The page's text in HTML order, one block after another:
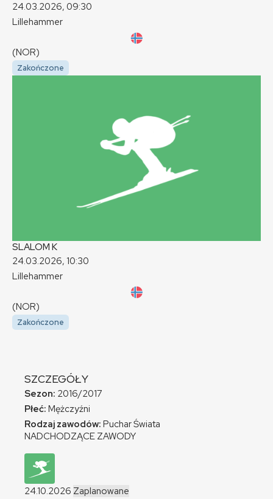
24.03.2026, 09:30
Lillehammer
(NOR)
Zakończone
SLALOM K
24.03.2026, 10:30
Lillehammer
(NOR)
Zakończone
SZCZEGÓŁY
Sezon: 2016/2017
Płeć: Mężczyźni
Rodzaj zawodów: Puchar Świata
NADCHODZĄCE ZAWODY
24.10.2026 Zaplanowane